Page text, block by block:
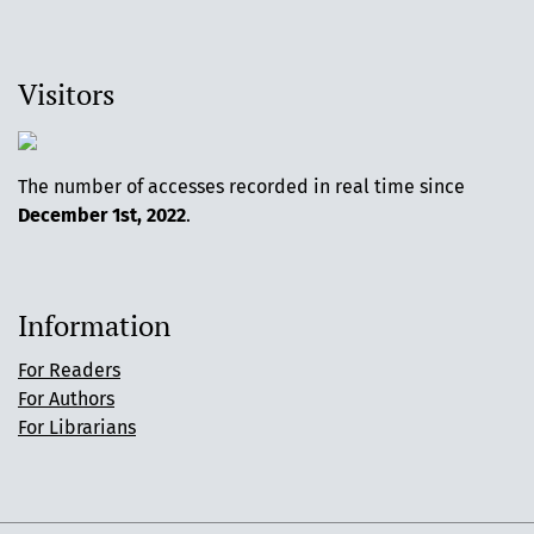
Visitors
The number of accesses recorded in real time since
December 1st, 2022.
Information
For Readers
For Authors
For Librarians